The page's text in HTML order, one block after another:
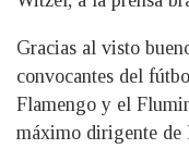
Gracias al visto
convocantes del
Flamengo y el
máximo dirigente de